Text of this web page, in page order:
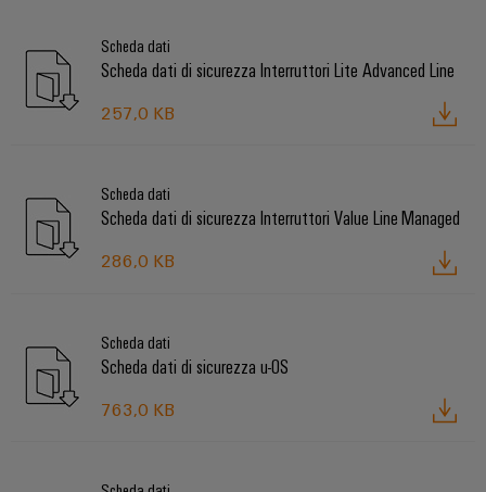
Scheda dati
Scheda dati di sicurezza Interruttori Lite Advanced Line
257,0 KB
Scheda dati
Scheda dati di sicurezza Interruttori Value Line Managed
286,0 KB
Scheda dati
Scheda dati di sicurezza u-OS
763,0 KB